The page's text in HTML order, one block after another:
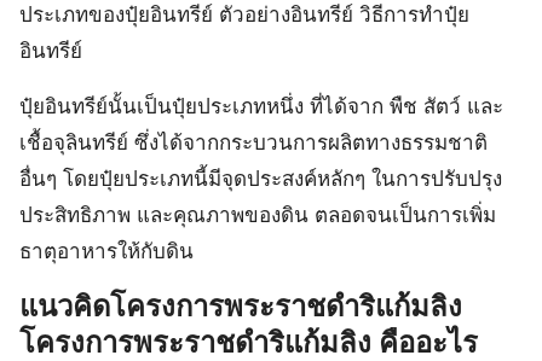
ประเภทของปุ๋ยอินทรีย์ ตัวอย่างอินทรีย์ วิธีการทำปุ๋ย
อินทรีย์
ปุ๋ยอินทรีย์นั้นเป็นปุ๋ยประเภทหนึ่ง ที่ได้จาก พืช สัตว์ และ
เชื้อจุลินทรีย์ ซึ่งได้จากกระบวนการผลิตทางธรรมชาติ
อื่นๆ โดยปุ๋ยประเภทนี้มีจุดประสงค์หลักๆ ในการปรับปรุง
ประสิทธิภาพ และคุณภาพของดิน ตลอดจนเป็นการเพิ่ม
ธาตุอาหารให้กับดิน
แนวคิดโครงการพระราชดําริแก้มลิง
โครงการพระราชดําริแก้มลิง คืออะไร